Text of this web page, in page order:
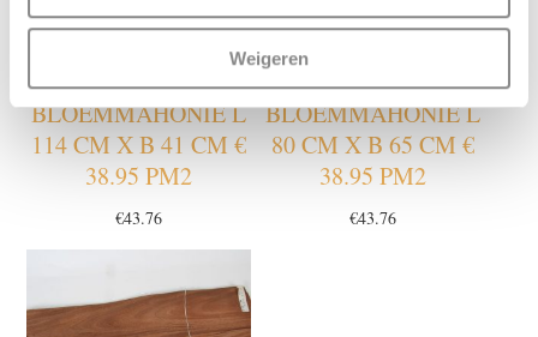
Weigeren
BLOEMMAHONIE L
114 CM X B 41 CM €
38.95 PM2
€43.76
BLOEMMAHONIE L
80 CM X B 65 CM €
38.95 PM2
€43.76